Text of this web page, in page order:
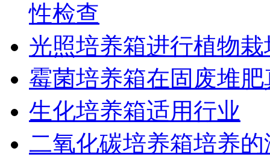
性检查
光照培养箱进行植物
霉菌培养箱在固废堆
生化培养箱适用行业
二氧化碳培养箱培养